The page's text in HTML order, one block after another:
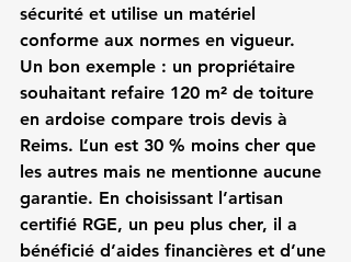
sécurité et utilise un matériel
conforme aux normes en vigueur.
Un bon exemple : un propriétaire
souhaitant refaire 120 m² de toiture
en ardoise compare trois devis à
Reims. L’un est 30 % moins cher que
les autres mais ne mentionne aucune
garantie. En choisissant l’artisan
certifié RGE, un peu plus cher, il a
bénéficié d’aides financières et d’une